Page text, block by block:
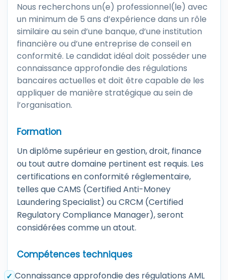
Nous recherchons un(e) professionnel(le) avec
un minimum de 5 ans d’expérience dans un rôle
similaire au sein d’une banque, d’une institution
financière ou d’une entreprise de conseil en
conformité. Le candidat idéal doit posséder une
connaissance approfondie des régulations
bancaires actuelles et doit être capable de les
appliquer de manière stratégique au sein de
l’organisation.
Formation
Un diplôme supérieur en gestion, droit, finance
ou tout autre domaine pertinent est requis. Les
certifications en conformité réglementaire,
telles que CAMS (Certified Anti-Money
Laundering Specialist) ou CRCM (Certified
Regulatory Compliance Manager), seront
considérées comme un atout.
Compétences techniques
Connaissance approfondie des régulations AML